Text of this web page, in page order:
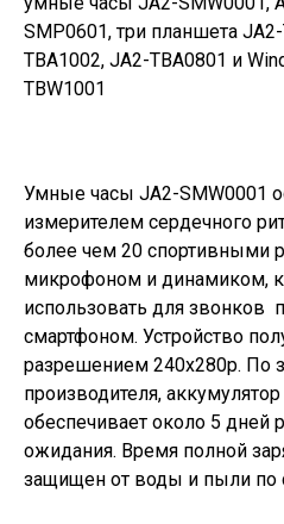
Умные часы JA2-SMW0001 о
измерителем сердечного
более чем 20 спортивными
микрофоном и динамиком,
использовать для звонков
смартфоном. Устройство
разрешением 240х280p. По
производителя,
обеспечивает около 5 дней
ожидания. Время полной
защищен от воды и пыли по